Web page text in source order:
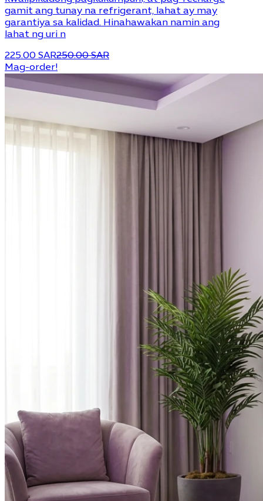
gamit ang tunay na refrigerant, lahat ay may
garantiya sa kalidad. Hinahawakan namin ang
lahat ng uri n
225.00 SAR250.00 SAR
Mag-order!